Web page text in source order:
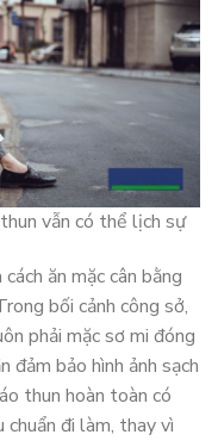
vẫn có thể lịch sự
ăn mặc cân bằng
bối cảnh công sở,
phải mặc sơ mi đóng
đảm bảo hình ảnh sạch
thun hoàn toàn có
đi làm, thay vì